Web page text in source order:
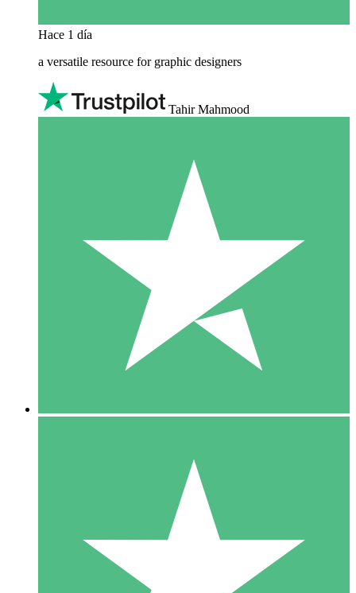
Hace 1 día
a versatile resource for graphic designers
Tahir Mahmood